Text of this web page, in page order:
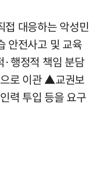
대응하는 악성민
안전사고 및 교육
·행정적 책임 분담
로 이관 ▲교권보
력 투입 등을 요구